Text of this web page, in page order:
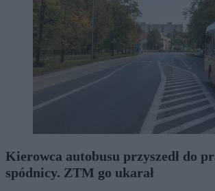
Kierowca autobusu przyszedł do
spódnicy. ZTM go ukarał